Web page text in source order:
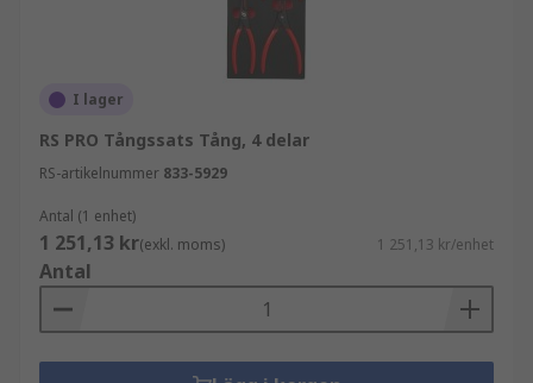
I lager
RS PRO Tångssats Tång, 4 delar
RS-artikelnummer 833-5929
Antal (1 enhet)
1 251,13 kr(exkl. moms) 1 251,13 kr/enhet
Antal